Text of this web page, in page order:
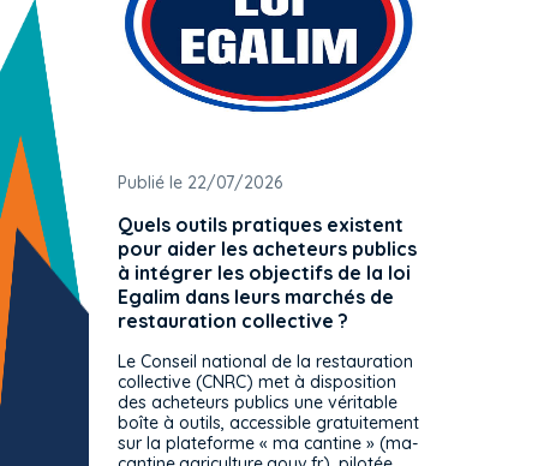
Publié le 22/07/2026
Quels outils pratiques existent
pour aider les acheteurs publics
à intégrer les objectifs de la loi
Egalim dans leurs marchés de
restauration collective ?
Le Conseil national de la restauration
collective (CNRC) met à disposition
des acheteurs publics une véritable
boîte à outils, accessible gratuitement
sur la plateforme « ma cantine » (ma-